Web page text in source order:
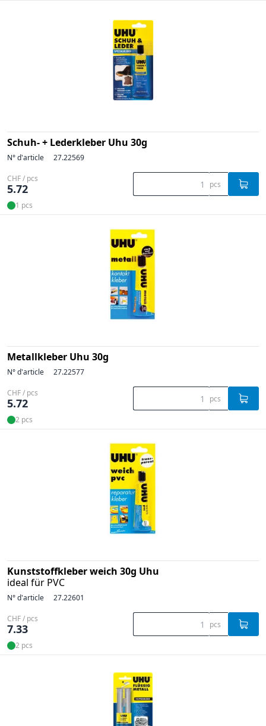
Schuh- + Lederkleber Uhu 30g
N° d'article 27.22569
CHF / pcs
5.72 pcs
1 pcs
Metallkleber Uhu 30g
N° d'article 27.22577
CHF / pcs
5.72 pcs
2 pcs
Kunststoffkleber weich 30g Uhu
ideal für PVC
N° d'article 27.22601
CHF / pcs
7.33 pcs
2 pcs